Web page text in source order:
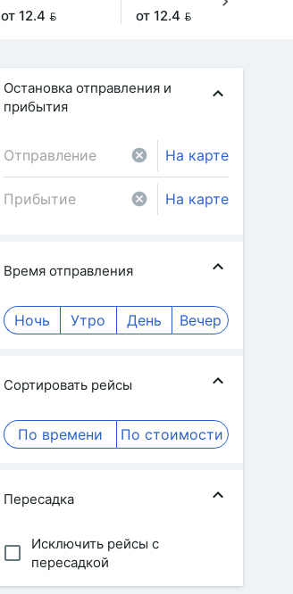
от 12.4  от 12.4 
Остановка отправления и
прибытия
На карте
На карте
Время отправления
Ночь Утро День Вечер
Сортировать рейсы
По времени По стоимости
Пересадка
Исключить рейсы с
пересадкой